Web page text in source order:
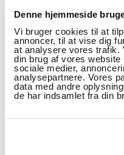
Denne hjemmeside
Vi bruger cookies til at
annoncer, til at vise dig
at analysere vores trafik.
din brug af vores
sociale medier,
analysepartnere. Vores
data med andre
de har indsamlet fra din
grubleren
Der erplakaterpå
læreren og eleverne i
tilgange.
Dette forløb er
Hensigten er at